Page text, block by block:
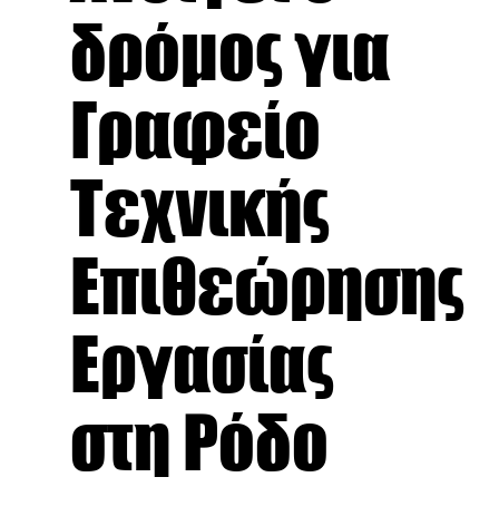
δρόμος για
Γραφείο
Τεχνικής
Επιθεώρησης
Εργασίας
στη Ρόδο